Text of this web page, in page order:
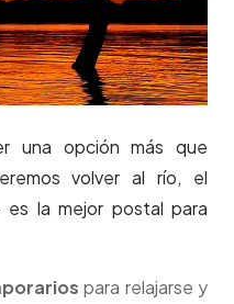
una opción más que
volver al río, el
la mejor postal para
para relajarse y